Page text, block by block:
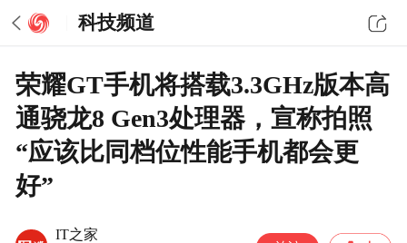
科技频道
荣耀GT手机将搭载3.3GHz版本高
通骁龙8 Gen3处理器，宣称拍照
“应该比同档位性能手机都会更
好”
IT之家